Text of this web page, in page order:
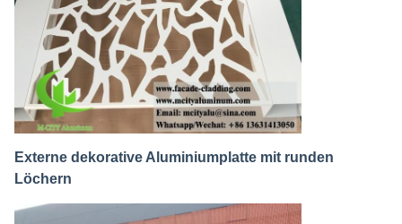
Externe dekorative Aluminiumplatte mit runden
Löchern